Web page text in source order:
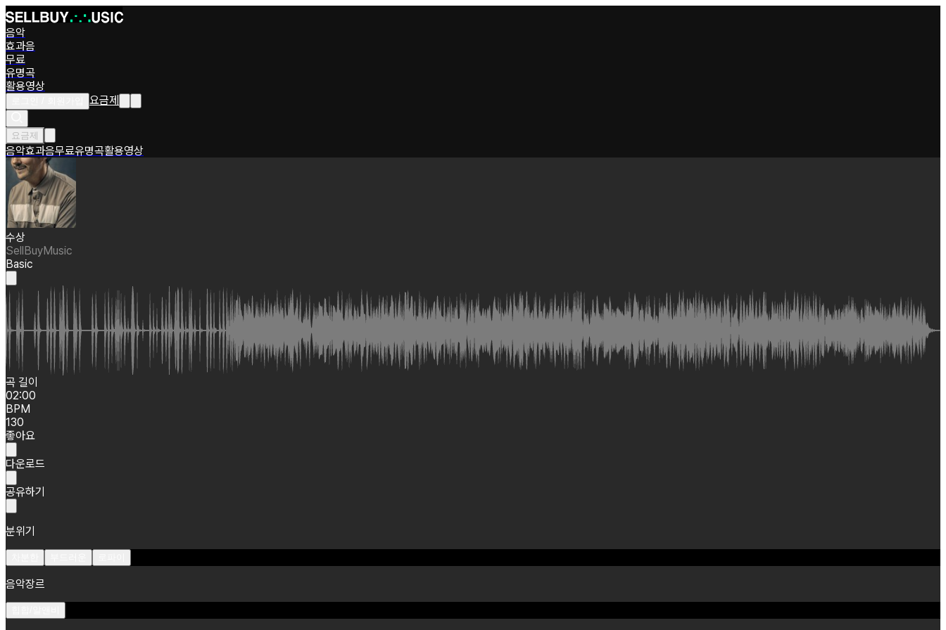
음악
효과음
무료
유명곡
활용영상
요금제
요금제
음악효과음무료유명곡활용영상
수상
SellBuyMusic
Basic
곡 길이
02:00
BPM
130
좋아요
다운로드
공유하기
분위기
음악장르